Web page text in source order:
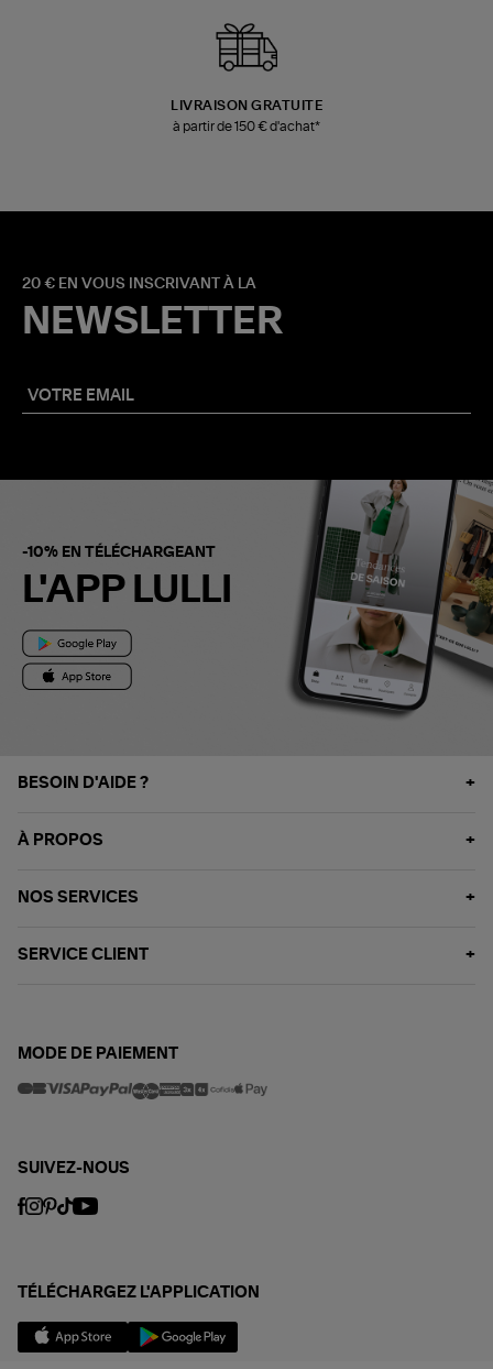
LIVRAISON GRATUITE
à partir de 150 € d'achat*
20 € EN VOUS INSCRIVANT À LA
NEWSLETTER
-10% EN TÉLÉCHARGEANT
L'APP LULLI
BESOIN D'AIDE ?
À PROPOS
NOS SERVICES
SERVICE CLIENT
MODE DE PAIEMENT
SUIVEZ-NOUS
TÉLÉCHARGEZ L'APPLICATION